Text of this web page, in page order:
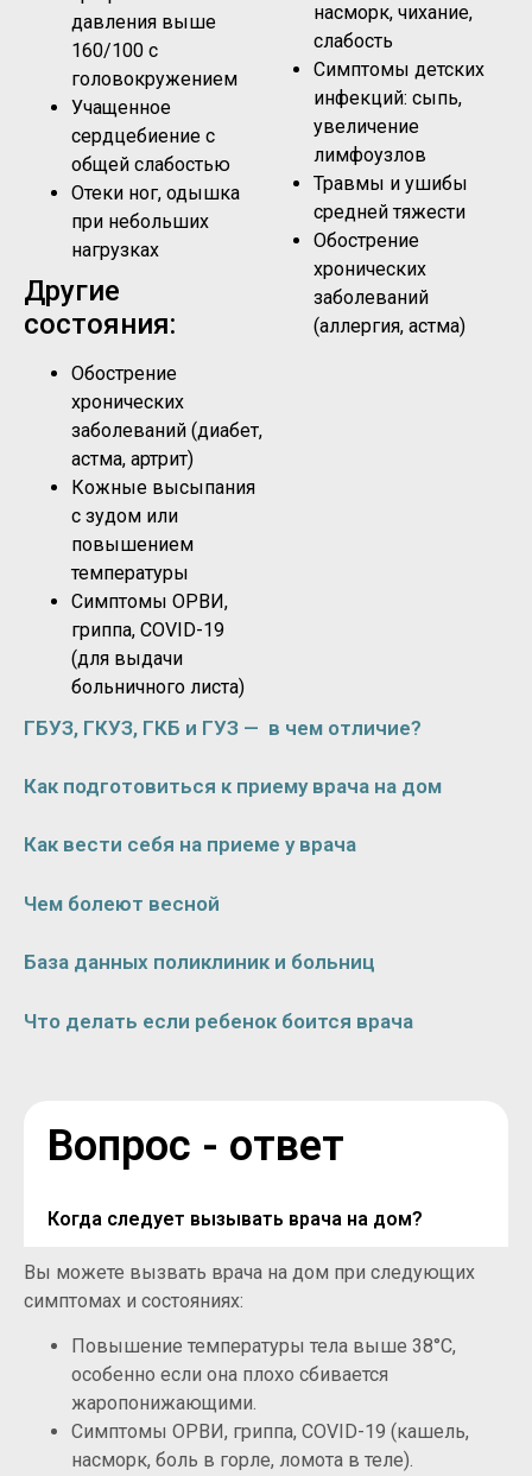
давления выше
160/100 с
головокружением
Учащенное
сердцебиение с
общей слабостью
Отеки ног, одышка
при небольших
нагрузках
Другие
состояния:
Обострение
хронических
заболеваний (диабет,
астма, артрит)
Кожные высыпания
с зудом или
повышением
температуры
Симптомы ОРВИ,
гриппа, COVID-19
(для выдачи
больничного листа)
насморк, чихание,
слабость
Симптомы детских
инфекций: сыпь,
увеличение
лимфоузлов
Травмы и ушибы
средней тяжести
Обострение
хронических
заболеваний
(аллергия, астма)
ГБУЗ, ГКУЗ, ГКБ и ГУЗ — в чем отличие?
Как подготовиться к приему врача на дом
Как вести себя на приеме у врача
Чем болеют весной
База данных поликлиник и больниц
Что делать если ребенок боится врача
Вопрос - ответ
Когда следует вызывать врача на дом?
Вы можете вызвать врача на дом при следующих
симптомах и состояниях:
Повышение температуры тела выше 38°C,
особенно если она плохо сбивается
жаропонижающими.
Симптомы ОРВИ, гриппа, COVID-19 (кашель,
насморк, боль в горле, ломота в теле).